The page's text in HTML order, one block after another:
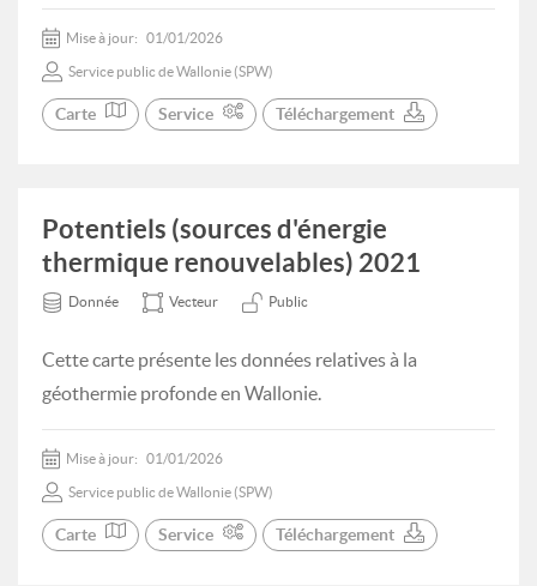
Mise à jour: 01/01/2026
Service public de Wallonie (SPW)
Carte Service Téléchargement
Potentiels (sources d'énergie
thermique renouvelables) 2021
Donnée Vecteur Public
Cette carte présente les données relatives à la
géothermie profonde en Wallonie.
Mise à jour: 01/01/2026
Service public de Wallonie (SPW)
Carte Service Téléchargement